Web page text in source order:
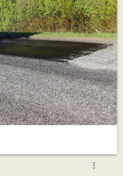
more_vert